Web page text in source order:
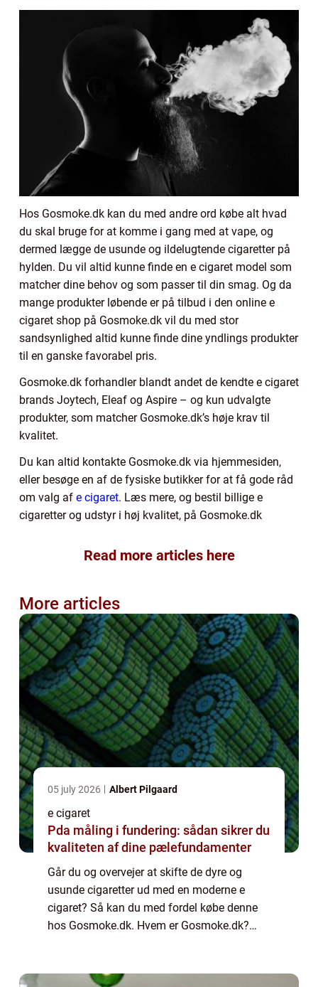
Hos Gosmoke.dk kan du med andre ord købe alt hvad
du skal bruge for at komme i gang med at vape, og
dermed lægge de usunde og ildelugtende cigaretter på
hylden. Du vil altid kunne finde en e cigaret model som
matcher dine behov og som passer til din smag. Og da
mange produkter løbende er på tilbud i den online e
cigaret shop på Gosmoke.dk vil du med stor
sandsynlighed altid kunne finde dine yndlings produkter
til en ganske favorabel pris.
Gosmoke.dk forhandler blandt andet de kendte e cigaret
brands Joytech, Eleaf og Aspire – og kun udvalgte
produkter, som matcher Gosmoke.dk’s høje krav til
kvalitet.
Du kan altid kontakte Gosmoke.dk via hjemmesiden,
eller besøge en af de fysiske butikker for at få gode råd
om valg af e cigaret. Læs mere, og bestil billige e
cigaretter og udstyr i høj kvalitet, på Gosmoke.dk
Read more articles here
More articles
05 july 2026 Albert Pilgaard
e cigaret
Pda måling i fundering: sådan sikrer du
kvaliteten af dine pælefundamenter
Går du og overvejer at skifte de dyre og
usunde cigaretter ud med en moderne e
cigaret? Så kan du med fordel købe denne
hos Gosmoke.dk. Hvem er Gosmoke.dk?
også kal...